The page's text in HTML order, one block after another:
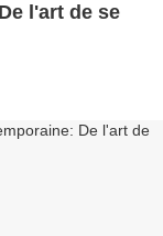
l'art de se